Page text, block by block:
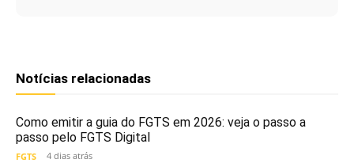
Notícias relacionadas
Como emitir a guia do FGTS em 2026: veja o passo a
passo pelo FGTS Digital
FGTS 4 dias atrás